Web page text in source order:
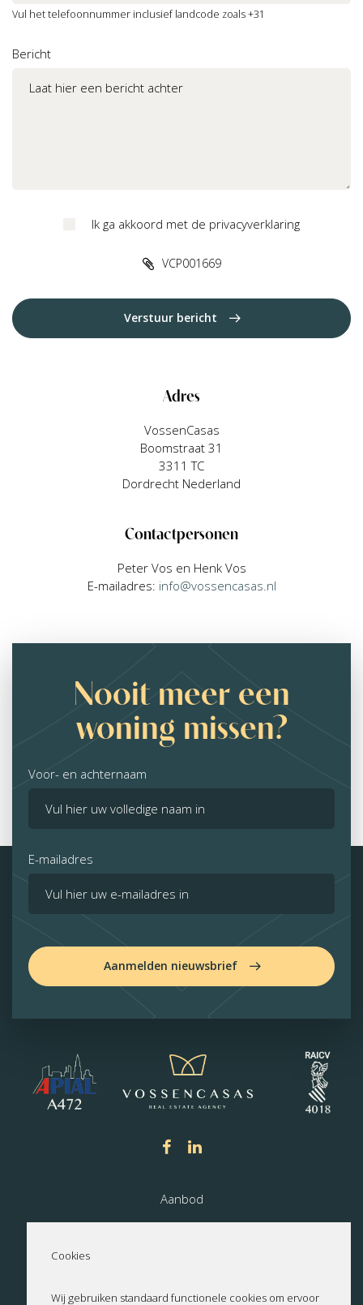
Vul het telefoonnummer inclusief landcode zoals +31
Bericht
Ik ga akkoord met de privacyverklaring
VCP001669
Verstuur bericht
Adres
VossenCasas
Boomstraat 31
3311 TC
Dordrecht Nederland
Contactpersonen
Peter Vos en Henk Vos
E-mailadres: info@vossencasas.nl
Nooit meer een
woning missen?
Voor- en achternaam
E-mailadres
Aanmelden nieuwsbrief
Aanbod
Cookies
Wij gebruiken standaard functionele cookies om ervoor